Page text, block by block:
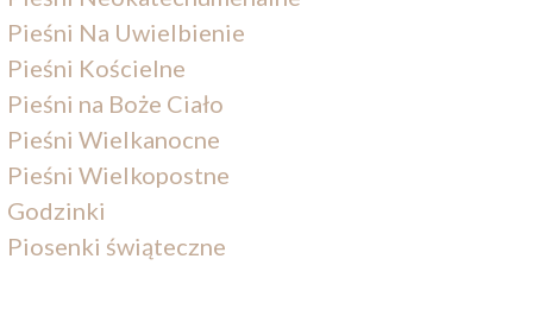
Pieśni Na Uwielbienie
Pieśni Kościelne
Pieśni na Boże Ciało
Pieśni Wielkanocne
Pieśni Wielkopostne
Godzinki
Piosenki świąteczne